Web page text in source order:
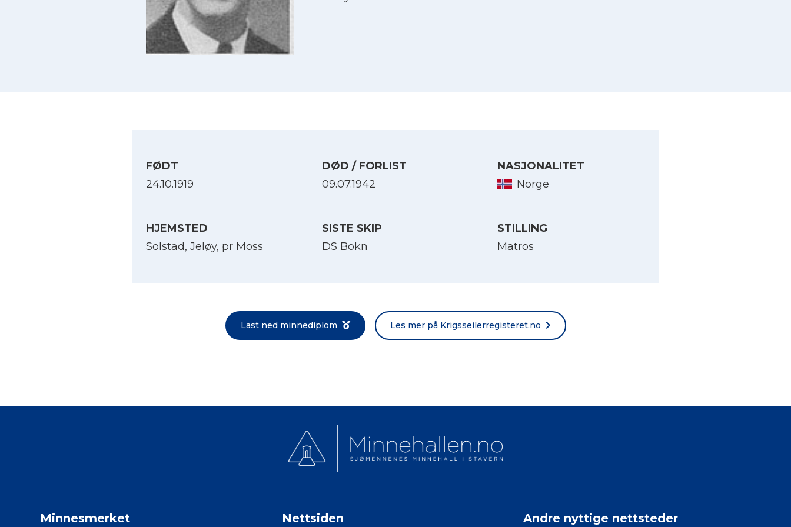
FØDT
24.10.1919
DØD / FORLIST
09.07.1942
NASJONALITET
Norge
HJEMSTED
Solstad, Jeløy, pr Moss
SISTE SKIP
DS Bokn
STILLING
Matros
Last ned minnediplom Les mer på Krigsseilerregisteret.no
Minnesmerket Nettsiden Andre nyttige nettsteder